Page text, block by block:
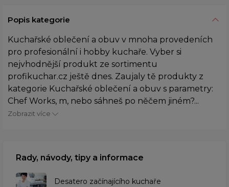
Popis kategorie
Kuchařské oblečení a obuv v mnoha provedeních
pro profesionální i hobby kuchaře. Vyber si
nejvhodnější produkt ze sortimentu
profikuchar.cz ještě dnes. Zaujaly tě produkty z
kategorie Kuchařské oblečení a obuv s parametry:
Chef Works, m, nebo sáhneš po něčem jiném?...
Zobrazit více
Rady, návody, tipy a informace
Desatero začínajícího kuchaře